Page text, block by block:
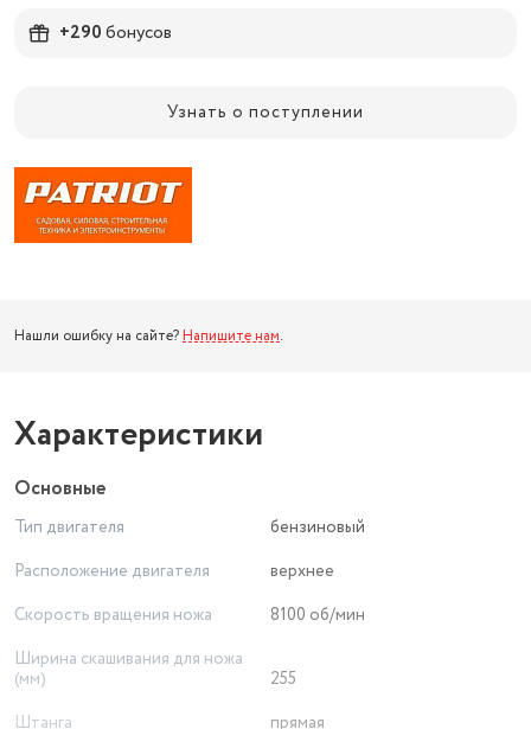
+290бонусов
Узнать о поступлении
Нашли ошибку на сайте? Напишите нам.
Характеристики
Основные
Тип двигателя
бензиновый
Расположение двигателя
верхнее
Скорость вращения ножа
8100 об/мин
Ширина скашивания для ножа
(мм)
255
Штанга
прямая